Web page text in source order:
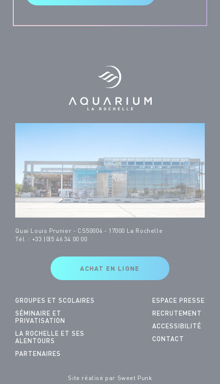
Quai Louis Prunier - CS50004 - 17000 La Rochelle
Tél. : +33 (0)5 46 34 00 00
ACHAT EN LIGNE
GROUPES ET SCOLAIRES
SÉMINAIRE ET
PRIVATISATION
LA ROCHELLE ET SES
ALENTOURS
PARTENAIRES
ESPACE PRESSE
RECRUTEMENT
ACCESSIBILITÉ
CONTACT
Site réalisé par Sweet Punk